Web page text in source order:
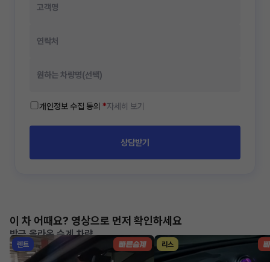
개인정보 수집 동의 *자세히 보기
상담받기
이 차 어때요? 영상으로 먼저 확인하세요
방금 올라온 승계 차량
렌트 리스